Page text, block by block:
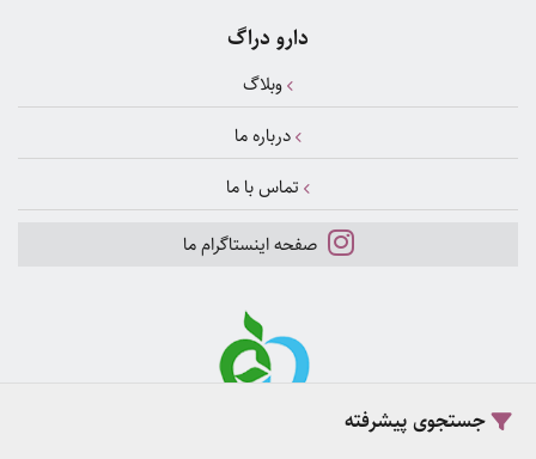
جستجوی پیشرفته
دارو دراگ
وبلاگ
درباره ما
تماس با ما
صفحه اینستاگرام ما